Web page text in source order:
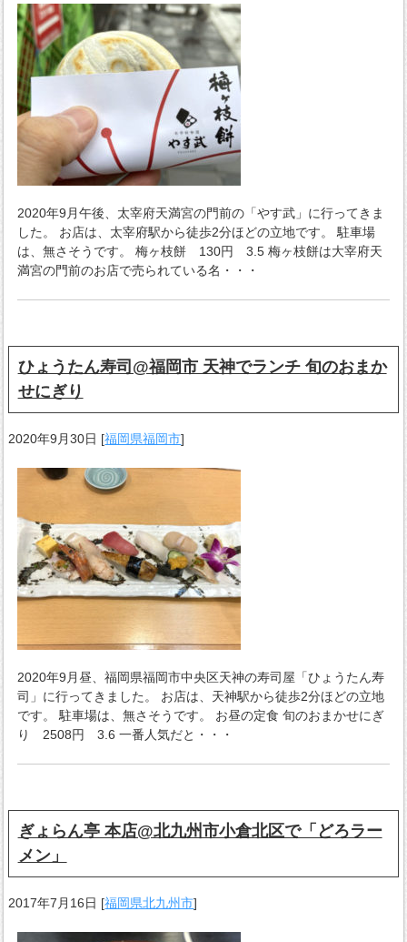
2020年9月午後、太宰府天満宮の門前の「やす武」に行ってきま
した。 お店は、太宰府駅から徒歩2分ほどの立地です。 駐車場
は、無さそうです。 梅ヶ枝餅 130円 3.5 梅ヶ枝餅は大宰府天
満宮の門前のお店で売られている名・・・
ひょうたん寿司@福岡市 天神でランチ 旬のおまか
せにぎり
2020年9月30日 [福岡県福岡市]
2020年9月昼、福岡県福岡市中央区天神の寿司屋「ひょうたん寿
司」に行ってきました。 お店は、天神駅から徒歩2分ほどの立地
です。 駐車場は、無さそうです。 お昼の定食 旬のおまかせにぎ
り 2508円 3.6 一番人気だと・・・
ぎょらん亭 本店@北九州市小倉北区で「どろラー
メン」
2017年7月16日 [福岡県北九州市]